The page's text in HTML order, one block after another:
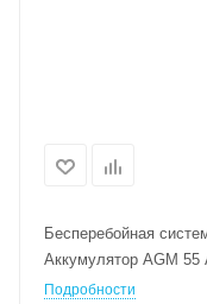
Бесперебойная
Аккумулятор AGM
Подробности